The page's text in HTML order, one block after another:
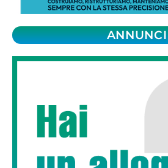
ANNUNCI